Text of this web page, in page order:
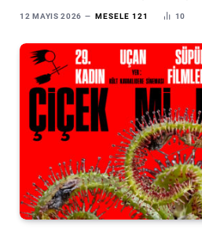
12 MAYIS 2026 MESELE 121 10